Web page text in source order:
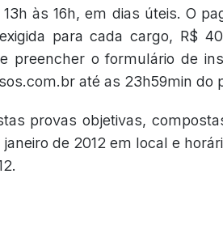
às 16h, em dias úteis. O
para cada cargo, R$
preencher o formulário de
até as 23h59min do
provas objetivas,
de 2012 em local e